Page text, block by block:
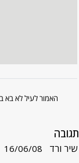
האמור לעיל לא בא
תגובה
שיר ורד 16/06/08